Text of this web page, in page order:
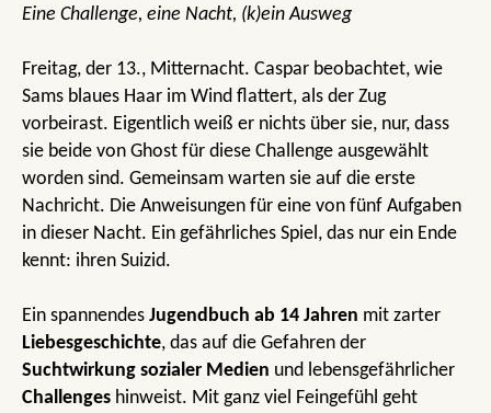
Eine Challenge, eine Nacht, (k)ein Ausweg
Freitag, der 13., Mitternacht. Caspar beobachtet, wie
Sams blaues Haar im Wind flattert, als der Zug
vorbeirast. Eigentlich weiß er nichts über sie, nur, dass
sie beide von Ghost für diese Challenge ausgewählt
worden sind. Gemeinsam warten sie auf die erste
Nachricht. Die Anweisungen für eine von fünf Aufgaben
in dieser Nacht. Ein gefährliches Spiel, das nur ein Ende
kennt: ihren Suizid.
Ein spannendes Jugendbuch ab 14 Jahren mit zarter
Liebesgeschichte, das auf die Gefahren der
Suchtwirkung sozialer Medien und lebensgefährlicher
Challenges hinweist. Mit ganz viel Feingefühl geht